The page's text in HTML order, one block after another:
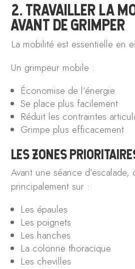
2. TRAVAILLER LA
AVANT DE GRIMPER
La mobilité est essentielle en
Un grimpeur mobile :
Économise de l’énergie
Se place plus facilement
Réduit les contraintes
Grimpe plus efficacement
LES ZONES
Avant une séance
principalement sur :
Les épaules
Les poignets
Les hanches
La colonne thoracique
Les chevilles